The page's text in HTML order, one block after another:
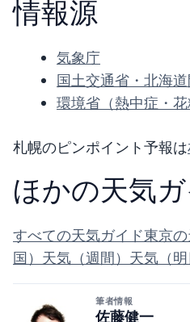
情報源
気象庁
国土交通省・北海
環境省（熱中症・花
札幌のピンポイント予報は
ほかの天気
すべての天気ガイド東京
国） 天気（週間） 天気（明
筆者情報
佐藤健一